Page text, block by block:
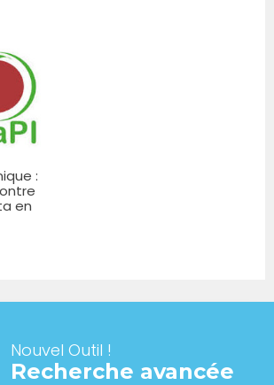
:
en
Nouvel Outil !
Recherche avancée